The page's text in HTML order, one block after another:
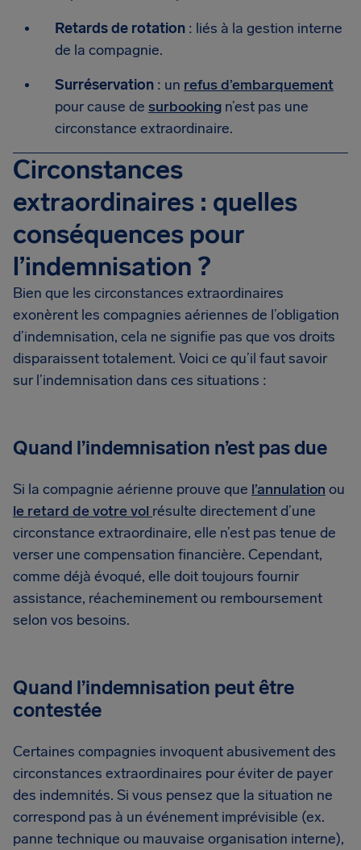
Retards de rotation : liés à la gestion interne
de la compagnie.
Surréservation : un refus d’embarquement
pour cause de surbooking n’est pas une
circonstance extraordinaire.
Circonstances
extraordinaires : quelles
conséquences pour
l’indemnisation ?
Bien que les circonstances extraordinaires
exonèrent les compagnies aériennes de l’obligation
d’indemnisation, cela ne signifie pas que vos droits
disparaissent totalement. Voici ce qu’il faut savoir
sur l’indemnisation dans ces situations :
Quand l’indemnisation n’est pas due
Si la compagnie aérienne prouve que l’annulation ou
le retard de votre vol résulte directement d’une
circonstance extraordinaire, elle n’est pas tenue de
verser une compensation financière. Cependant,
comme déjà évoqué, elle doit toujours fournir
assistance, réacheminement ou remboursement
selon vos besoins.
Quand l’indemnisation peut être
contestée
Certaines compagnies invoquent abusivement des
circonstances extraordinaires pour éviter de payer
des indemnités. Si vous pensez que la situation ne
correspond pas à un événement imprévisible (ex.
panne technique ou mauvaise organisation interne),